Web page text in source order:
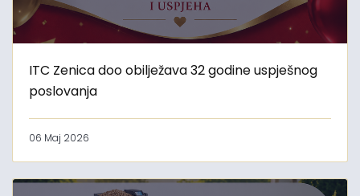
ITC Zenica doo obilježava 32 godine uspješnog
poslovanja
06 Maj 2026